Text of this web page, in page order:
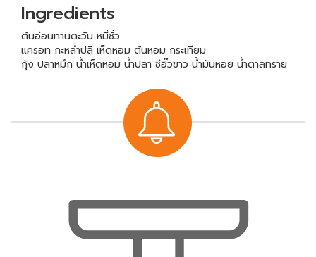
Ingredients
ต้นอ่อนทานตะวัน หมี่ซั่ว
แครอท กะหล่ำปลี เห็ดหอม ต้นหอม กระเทียม
กุ้ง ปลาหมึก น้ำเห็ดหอม น้ำปลา ซีอิ๊วขาว น้ำมันหอย น้ำตาลทราย